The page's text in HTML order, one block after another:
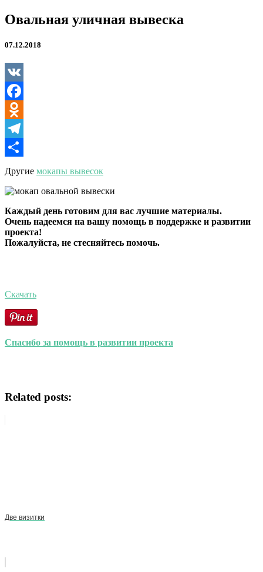
Овальная
уличная
Овальная уличная вывеска
07.12.2018
VK
Facebook
Odnoklassniki
Telegram
Отправить
Другие мокапы вывесок
Каждый день готовим для вас лучшие материалы.
Очень надеемся на вашу помощь в поддержке и развитии
проекта!
Пожалуйста, не стесняйтесь помочь.
Скачать
Спасибо за помощь в развитии проекта
Related posts:
Две визитки